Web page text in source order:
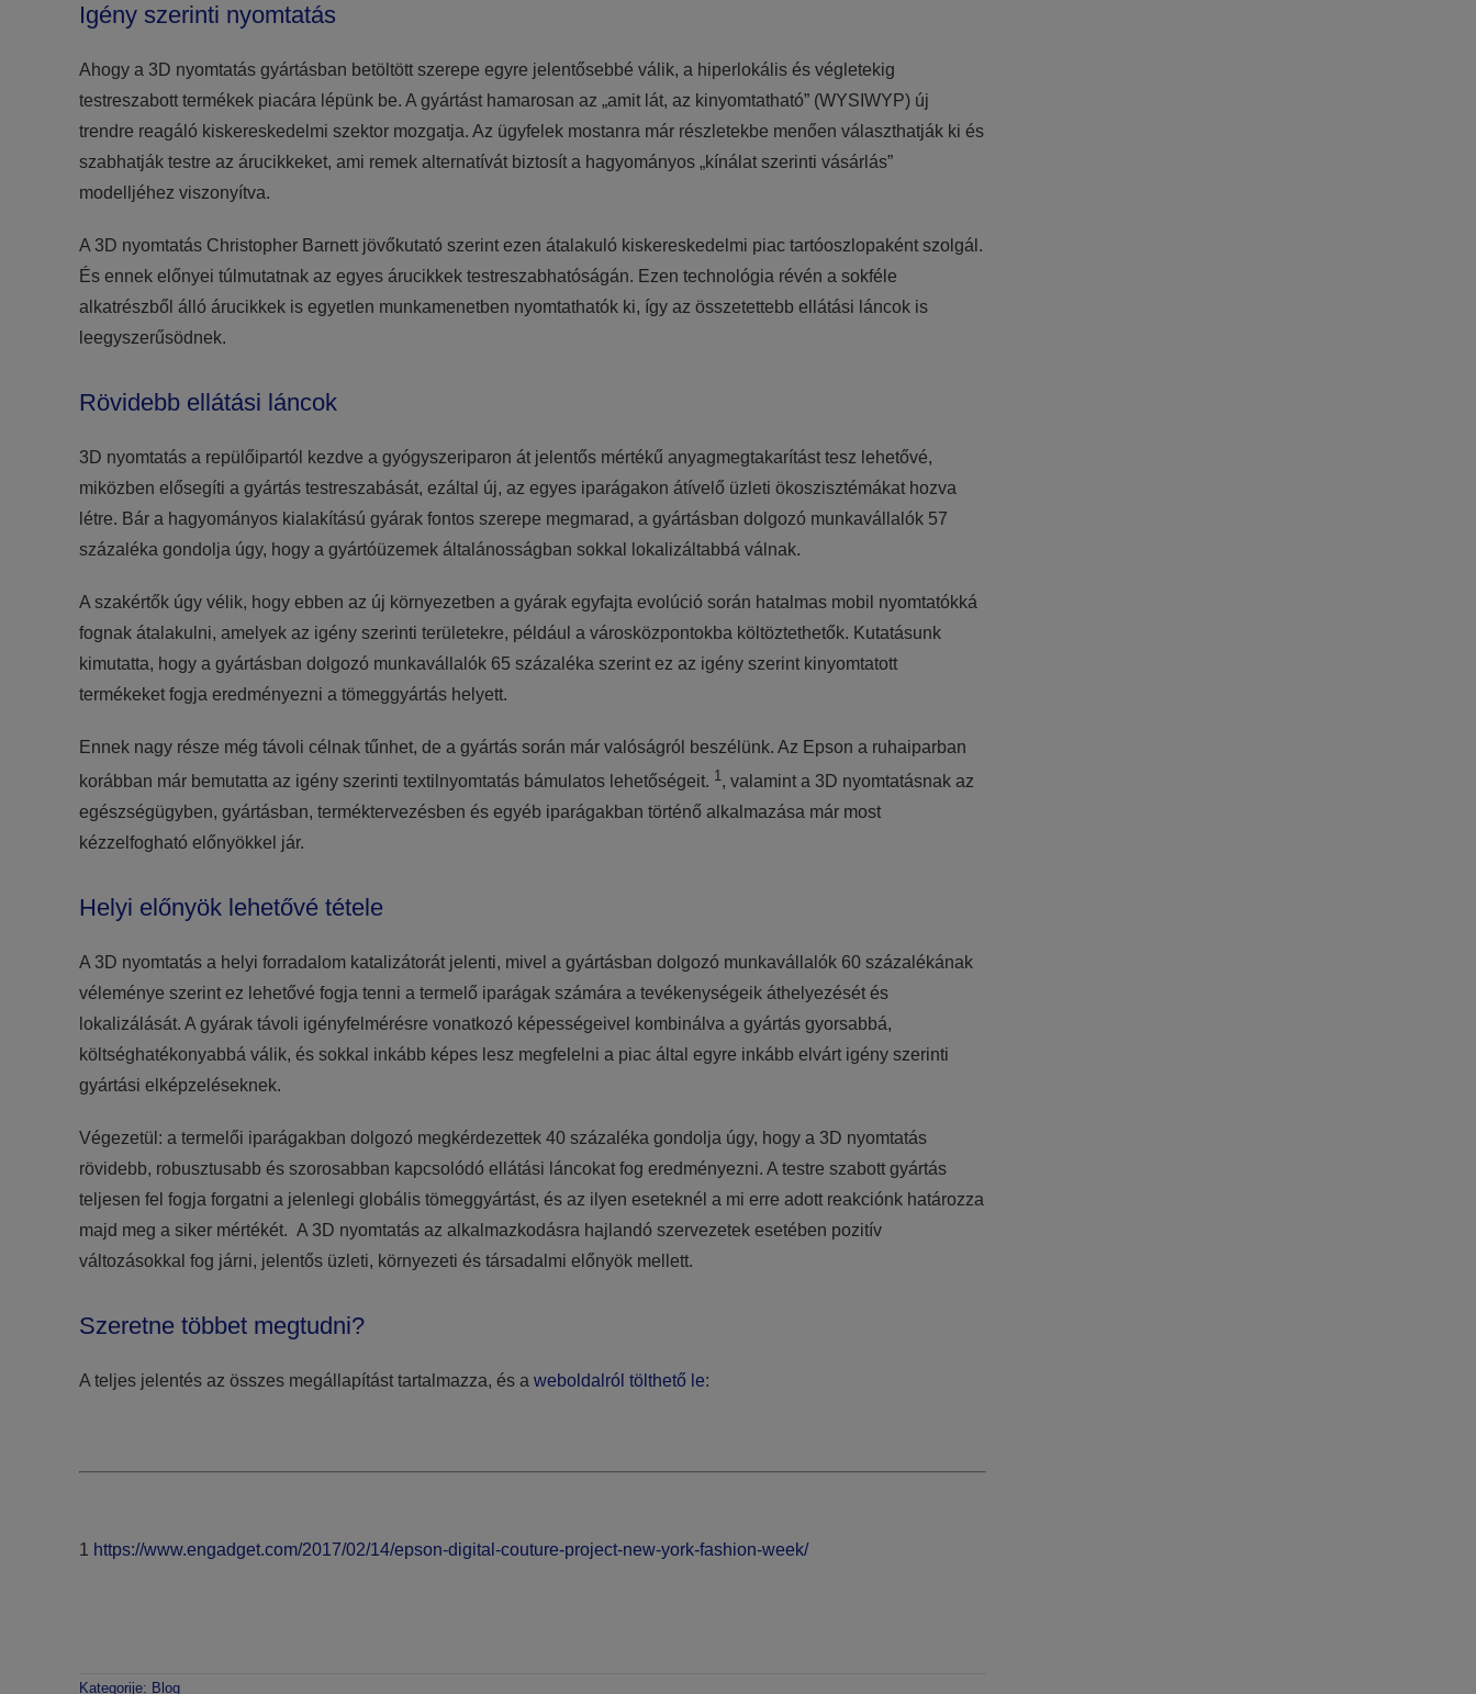
Igény szerinti nyomtatás
Ahogy a 3D nyomtatás gyártásban betöltött szerepe egyre jelentősebbé válik, a hiperlokális és végletekig
testreszabott termékek piacára lépünk be. A gyártást hamarosan az „amit lát, az kinyomtatható” (WYSIWYP) új
trendre reagáló kiskereskedelmi szektor mozgatja. Az ügyfelek mostanra már részletekbe menően választhatják ki és
szabhatják testre az árucikkeket, ami remek alternatívát biztosít a hagyományos „kínálat szerinti vásárlás”
modelljéhez viszonyítva.
A 3D nyomtatás Christopher Barnett jövőkutató szerint ezen átalakuló kiskereskedelmi piac tartóoszlopaként szolgál.
És ennek előnyei túlmutatnak az egyes árucikkek testreszabhatóságán. Ezen technológia révén a sokféle
alkatrészből álló árucikkek is egyetlen munkamenetben nyomtathatók ki, így az összetettebb ellátási láncok is
leegyszerűsödnek.
Rövidebb ellátási láncok
3D nyomtatás a repülőipartól kezdve a gyógyszeriparon át jelentős mértékű anyagmegtakarítást tesz lehetővé,
miközben elősegíti a gyártás testreszabását, ezáltal új, az egyes iparágakon átívelő üzleti ökoszisztémákat hozva
létre. Bár a hagyományos kialakítású gyárak fontos szerepe megmarad, a gyártásban dolgozó munkavállalók 57
százaléka gondolja úgy, hogy a gyártóüzemek általánosságban sokkal lokalizáltabbá válnak.
A szakértők úgy vélik, hogy ebben az új környezetben a gyárak egyfajta evolúció során hatalmas mobil nyomtatókká
fognak átalakulni, amelyek az igény szerinti területekre, például a városközpontokba költöztethetők. Kutatásunk
kimutatta, hogy a gyártásban dolgozó munkavállalók 65 százaléka szerint ez az igény szerint kinyomtatott
termékeket fogja eredményezni a tömeggyártás helyett.
Ennek nagy része még távoli célnak tűnhet, de a gyártás során már valóságról beszélünk. Az Epson a ruhaiparban
korábban már bemutatta az igény szerinti textilnyomtatás bámulatos lehetőségeit. 1, valamint a 3D nyomtatásnak az
egészségügyben, gyártásban, terméktervezésben és egyéb iparágakban történő alkalmazása már most
kézzelfogható előnyökkel jár.
Helyi előnyök lehetővé tétele
A 3D nyomtatás a helyi forradalom katalizátorát jelenti, mivel a gyártásban dolgozó munkavállalók 60 százalékának
véleménye szerint ez lehetővé fogja tenni a termelő iparágak számára a tevékenységeik áthelyezését és
lokalizálását. A gyárak távoli igényfelmérésre vonatkozó képességeivel kombinálva a gyártás gyorsabbá,
költséghatékonyabbá válik, és sokkal inkább képes lesz megfelelni a piac által egyre inkább elvárt igény szerinti
gyártási elképzeléseknek.
Végezetül: a termelői iparágakban dolgozó megkérdezettek 40 százaléka gondolja úgy, hogy a 3D nyomtatás
rövidebb, robusztusabb és szorosabban kapcsolódó ellátási láncokat fog eredményezni. A testre szabott gyártás
teljesen fel fogja forgatni a jelenlegi globális tömeggyártást, és az ilyen eseteknél a mi erre adott reakciónk határozza
majd meg a siker mértékét. A 3D nyomtatás az alkalmazkodásra hajlandó szervezetek esetében pozitív
változásokkal fog járni, jelentős üzleti, környezeti és társadalmi előnyök mellett.
Szeretne többet megtudni?
A teljes jelentés az összes megállapítást tartalmazza, és a weboldalról tölthető le:
1 https://www.engadget.com/2017/02/14/epson-digital-couture-project-new-york-fashion-week/
Kategorije: Blog